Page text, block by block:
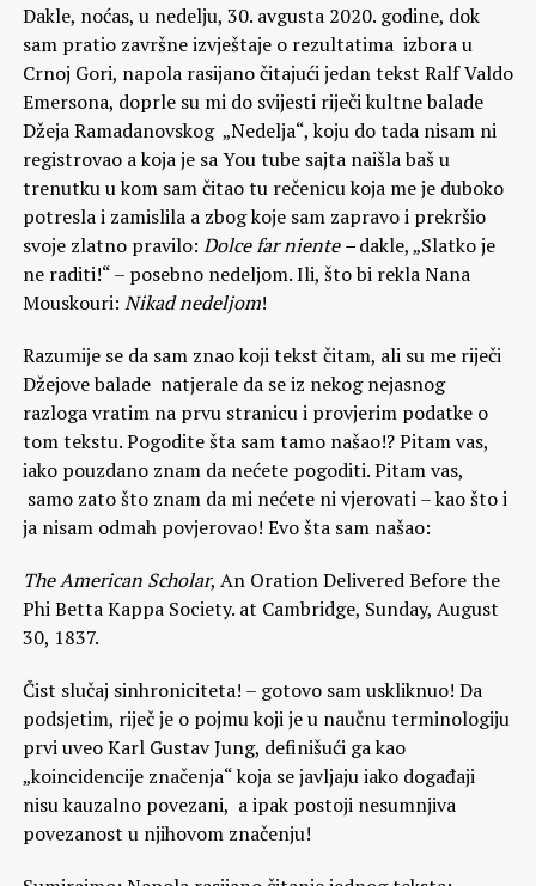
Dakle, noćas, u nedelju, 30. avgusta 2020. godine, dok
sam pratio završne izvještaje o rezultatima izbora u
Crnoj Gori, napola rasijano čitajući jedan tekst Ralf Valdo
Emersona, doprle su mi do svijesti riječi kultne balade
Džeja Ramadanovskog „Nedelja“, koju do tada nisam ni
registrovao a koja je sa You tube sajta naišla baš u
trenutku u kom sam čitao tu rečenicu koja me je duboko
potresla i zamislila a zbog koje sam zapravo i prekršio
svoje zlatno pravilo: Dolce far niente –dakle, „Slatko je
ne raditi!“ – posebno nedeljom. Ili, što bi rekla Nana
Mouskouri: Nikad nedeljom!
Razumije se da sam znao koji tekst čitam, ali su me riječi
Džejove balade natjerale da se iz nekog nejasnog
razloga vratim na prvu stranicu i provjerim podatke o
tom tekstu. Pogodite šta sam tamo našao!? Pitam vas,
iako pouzdano znam da nećete pogoditi. Pitam vas,
samo zato što znam da mi nećete ni vjerovati – kao što i
ja nisam odmah povjerovao! Evo šta sam našao:
The American Scholar, An Oration Delivered Before the
Phi Betta Kappa Society. at Cambridge, Sunday, August
30, 1837.
Čist slučaj sinhroniciteta! – gotovo sam uskliknuo! Da
podsjetim, riječ je o pojmu koji je u naučnu terminologiju
prvi uveo Karl Gustav Jung, definišući ga kao
„koincidencije značenja“ koja se javljaju iako događaji
nisu kauzalno povezani, a ipak postoji nesumnjiva
povezanost u njihovom značenju!